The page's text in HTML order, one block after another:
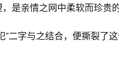
是亲情之网中柔软而珍贵
”二字与之结合，便撕裂了